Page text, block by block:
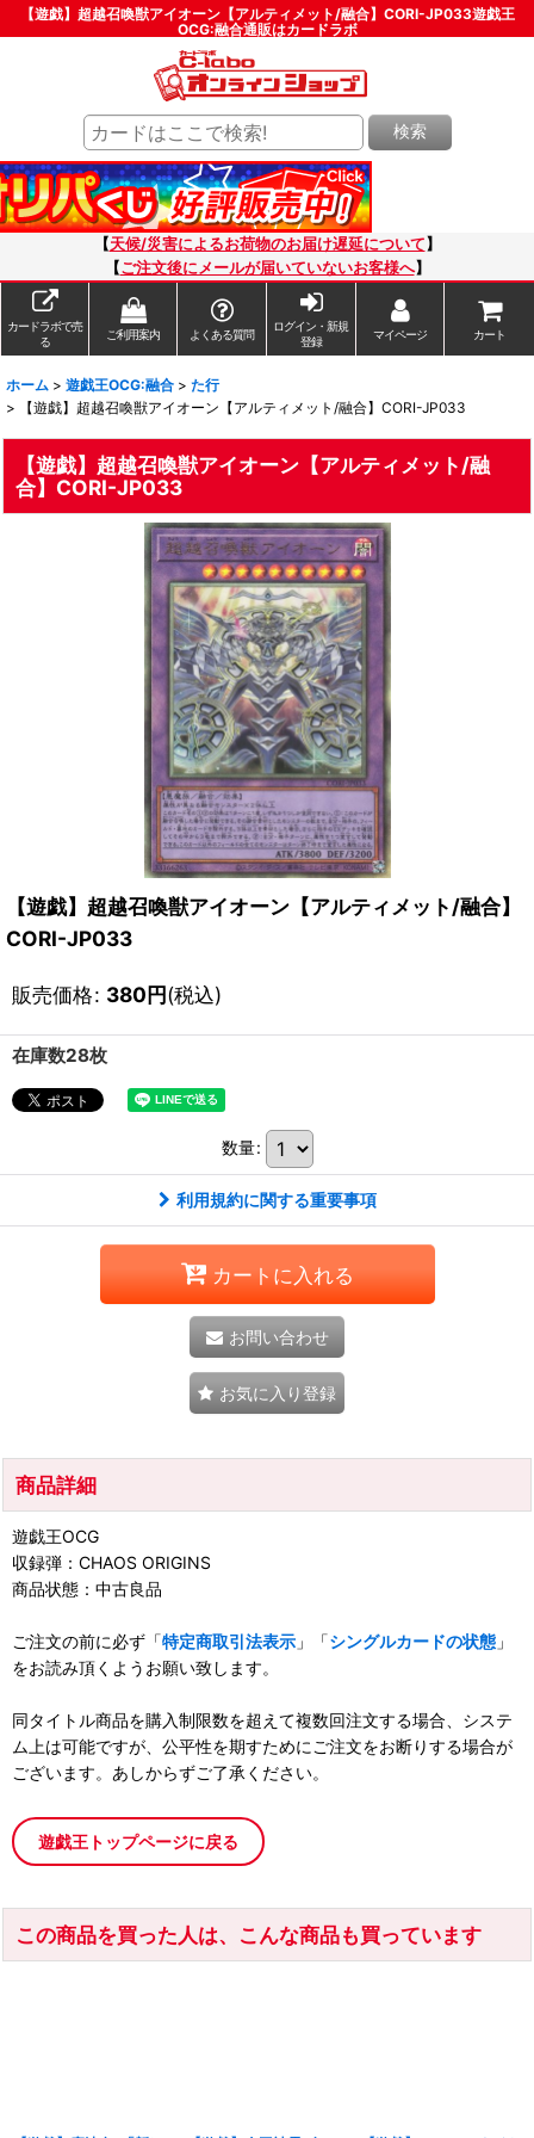
【遊戯】超越召喚獣アイオーン【アルティメット/融合】CORI-JP033遊戯王
OCG:融合通販はカードラボ
検索
【天候/災害によるお荷物のお届け遅延について 】
【ご注文後にメールが届いていないお客様へ】
カードラボで売
る
ご利用案内 よくある質問
ログイン・新規
登録
マイページ カート
ホーム > 遊戯王OCG:融合 > た行
>
【遊戯】超越召喚獣アイオーン【アルティメット/融合】CORI-JP033
【遊戯】超越召喚獣アイオーン【アルティメット/融
合】CORI-JP033
【遊戯】超越召喚獣アイオーン【アルティメット/融合】
CORI-JP033
販売価格: 380円(税込)
在庫数28枚
数量:
利用規約に関する重要事項
カートに入れる
お問い合わせ
お気に入り登録
商品詳細
遊戯王OCG
収録弾：CHAOS ORIGINS
商品状態：中古良品
ご注文の前に必ず「特定商取引法表示 」「シングルカードの状態 」
をお読み頂くようお願い致します。
同タイトル商品を購入制限数を超えて複数回注文する場合、システ
ム上は可能ですが、公平性を期すためにご注文をお断りする場合が
ございます。あしからずご了承ください。
遊戯王トップページに戻る
この商品を買った人は、こんな商品も買っています